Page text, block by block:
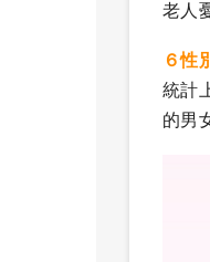
老人
６性
統計
的男